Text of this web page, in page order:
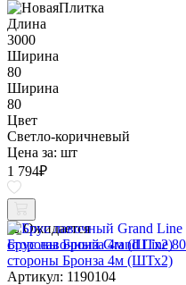
Длина
3000
Ширина
80
Ширина
80
Цвет
Светло-коричневый
Цена за: шт
1 794₽
Ожидается
Брус лавочный Grand Line
стороны Бронза 4м (ШТх2)
Артикул: 1190104